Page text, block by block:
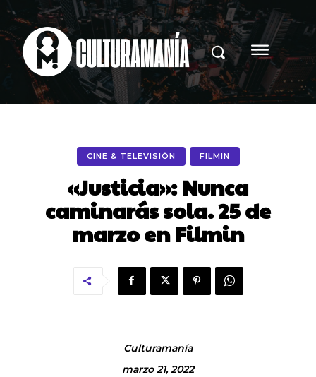
CINE & TELEVISIÓN FILMIN
«Justicia»: Nunca
caminarás sola. 25 de
marzo en Filmin
Culturamanía
marzo 21, 2022